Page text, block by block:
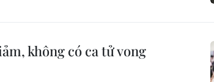
không có ca tử vong